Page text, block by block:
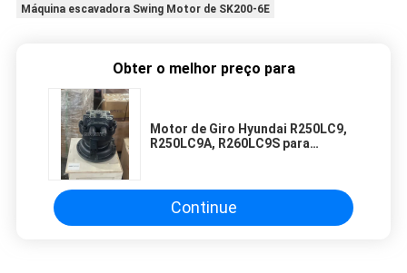
Máquina escavadora Swing Motor de SK200-6E
Obter o melhor preço para
Motor de Giro Hyundai R250LC9,
R250LC9A, R260LC9S para
Continue